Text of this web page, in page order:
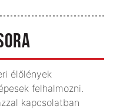
élőlények
felhalmozni.
kapcsolatban